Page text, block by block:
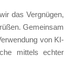
das Vergnügen,
Gemeinsam
von KI-
mittels echter